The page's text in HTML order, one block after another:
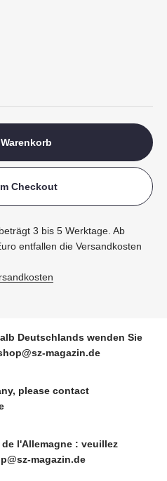
Checkout
3 bis 5 Werktage. Ab
entfallen die Versandkosten
Deutschlands wenden Sie
magazin.de
please contact
l'Allemagne : veuillez
magazin.de